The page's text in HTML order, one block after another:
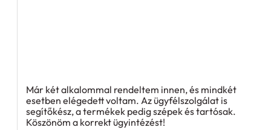
Már két alkalommal rendeltem innen, és mindkét
esetben elégedett voltam. Az ügyfélszolgálat is
segítőkész, a termékek pedig szépek és tartósak.
Köszönöm a korrekt ügyintézést!